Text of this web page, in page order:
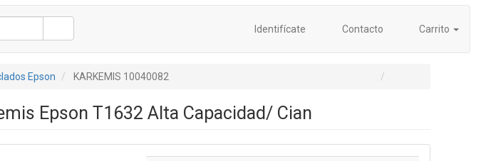
Identifícate Contacto Carrito
Epson KARKEMIS 10040082
Epson T1632 Alta Capacidad/ Cian